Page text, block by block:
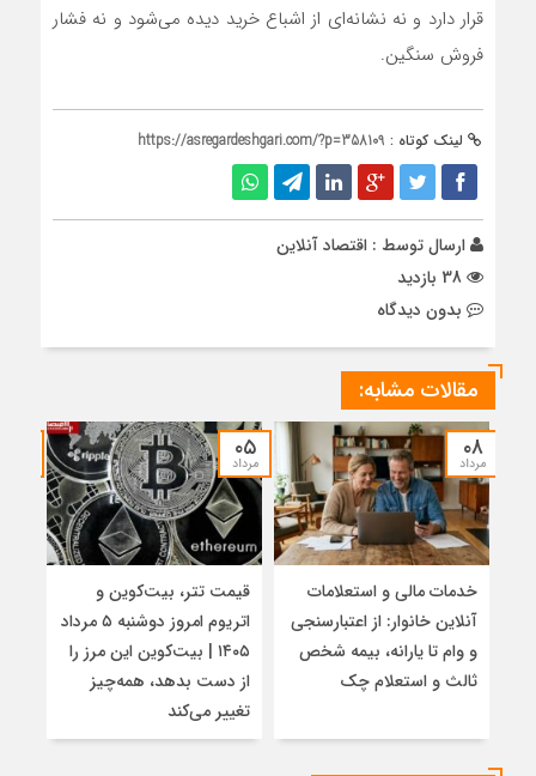
قرار دارد و نه نشانه‌ای از اشباع خرید دیده می‌شود و نه فشار
فروش سنگین.
لینک کوتاه : https://asregardeshgari.com/?p=358109
ارسال توسط : اقتصاد آنلاین
بدون دیدگاه
مقالات مشابه:
۰۸
مرداد
خدمات مالی و استعلامات
آنلاین خانوار: از اعتبارسنجی
و وام تا یارانه، بیمه شخص
ثالث و استعلام چک
۰۵
مرداد
قیمت تتر، بیت‌کوین و
اتریوم امروز دوشنبه ۵ مرداد
۱۴۰۵ | بیت‌کوین این مرز را
از دست بدهد، همه‌چیز
تغییر می‌کند